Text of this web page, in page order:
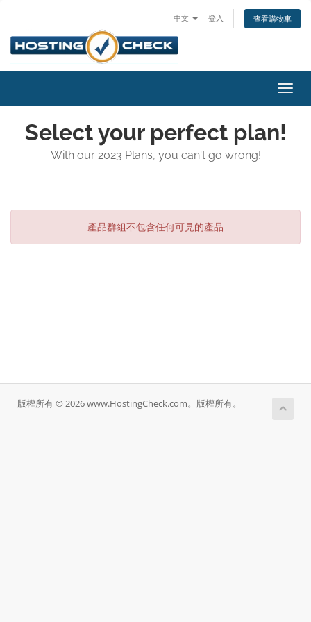
中文 登入 查看購物車
切
換
Select your perfect plan!
With our 2023 Plans, you can't go wrong!
產品群組不包含任何可見的產品
版權所有 © 2026 www.HostingCheck.com。版權所有。